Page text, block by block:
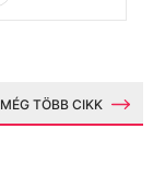
MÉG TÖBB CIKK